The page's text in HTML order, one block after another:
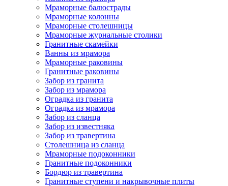
Мраморные балюстрады
Мраморные колонны
Мраморные столешницы
Мраморные журнальные столики
Гранитные скамейки
Ванны из мрамора
Мраморные раковины
Гранитные раковины
Забор из гранита
Забор из мрамора
Оградка из гранита
Оградка из мрамора
Забор из сланца
Забор из известняка
Забор из травертина
Столешница из сланца
Мраморные подоконники
Гранитные подоконники
Бордюр из травертина
Гранитные ступени и накрывочные плиты